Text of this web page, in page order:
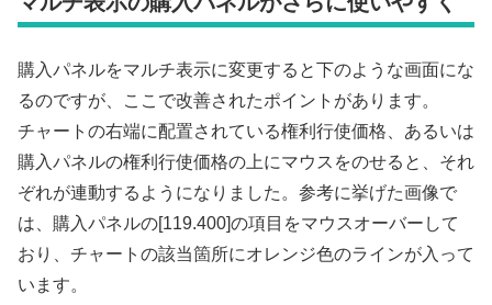
購入パネルをマルチ表示に変更すると下のような画面にな
るのですが、ここで改善されたポイントがあります。
チャートの右端に配置されている権利行使価格、あるいは
購入パネルの権利行使価格の上にマウスをのせると、それ
ぞれが連動するようになりました。参考に挙げた画像で
は、購入パネルの[119.400]の項目をマウスオーバーして
おり、チャートの該当箇所にオレンジ色のラインが入って
います。